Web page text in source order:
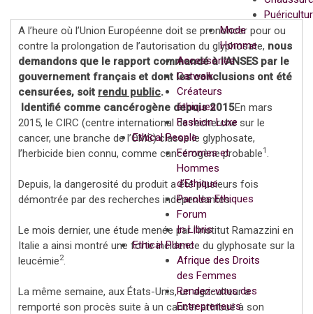
Mode
Homme
Accessories
Catwalk
Créateurs
éthiques
Fashion Luxe
Ethical People
Femmes et
Hommes
d’Ethique
Paroles Ethiques
Forum
In Libris
Ethical Planet
Afrique des Droits
des Femmes
Rendez-vous des
Entrepreneurs
A l’heure où l’Union Européenne doit se prononcer pour ou
contre la prolongation de l’autorisation du glyphosate, nous
demandons que le rapport commandé à l’ANSES par le
gouvernement français et dont les conclusions ont été
censurées, soit rendu public.
Identifié comme cancérogène depuis 2015En mars
2015, le CIRC (centre international de recherche sur le
cancer, une branche de l’OMS) classe le glyphosate,
l’herbicide bien connu, comme cancérogène probable1 .
Depuis, la dangerosité du produit a été plusieurs fois
démontrée par des recherches indépendantes.
Le mois dernier, une étude menée par l’institut Ramazzini en
Italie a ainsi montré une forte incidence du glyphosate sur la
leucémie2.
La même semaine, aux États-Unis, un agriculteur a
remporté son procès suite à un cancer attribué à son